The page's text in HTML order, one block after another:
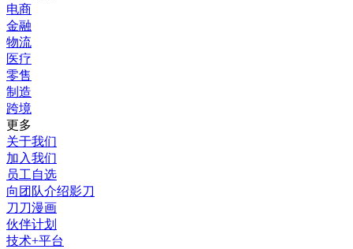
电商
金融
物流
医疗
零售
制造
跨境
更多
关于我们
加入我们
员工自选
向团队介绍影刀
刀刀漫画
伙伴计划
技术+平台